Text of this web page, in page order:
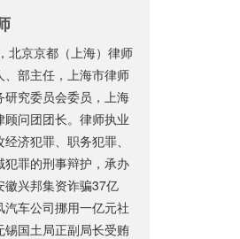
北京京都（上海）律师
、部主任，上海市律师
研究委员会委员，上海
顾问团团长。律师执业
济犯罪、职务犯罪、
犯罪的刑事辩护，承办
徽兴邦集资诈骗37亿
汽车公司挪用一亿元社
锡国土局正副局长受贿